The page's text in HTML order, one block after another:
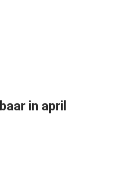
in april